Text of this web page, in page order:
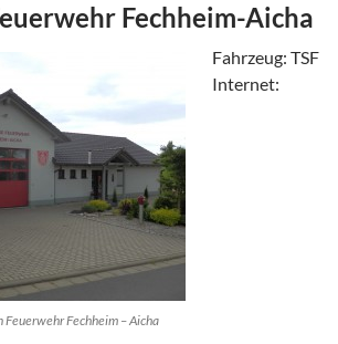
Fechheim-Aicha
Fechheim – Aicha
Fahrzeug: TSF
Internet: